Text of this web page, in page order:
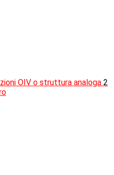
OIV o struttura analoga 2